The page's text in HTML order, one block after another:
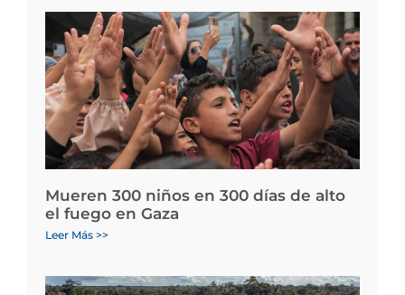
Mueren 300 niños en 300 días de alto
el fuego en Gaza
Leer Más >>